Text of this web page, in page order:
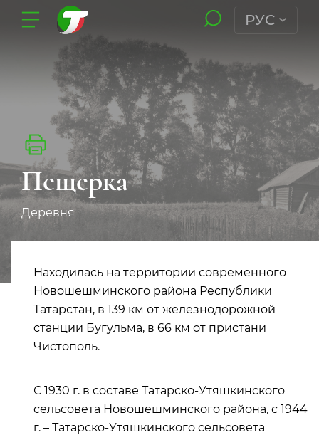
РУС
Пещерка
Деревня
Находилась на территории современного
Новошешминского района Республики
Татарстан, в 139 км от железнодорожной
станции Бугульма, в 66 км от пристани
Чистополь.
С 1930 г. в составе Татарско-Утяшкинского
сельсовета Новошешминского района, с 1944
г. – Татарско-Утяшкинского сельсовета